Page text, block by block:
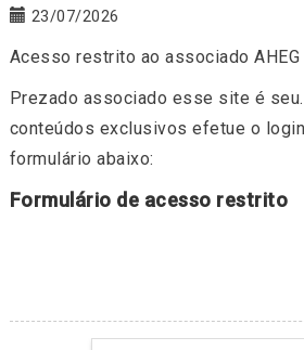
23/07/2026
Acesso restrito ao associado AHEG
Prezado associado esse site é
conteúdos exclusivos efetue o
formulário abaixo:
Formulário de acesso restrito